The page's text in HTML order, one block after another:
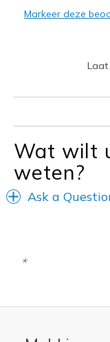
Markeer deze
Laat
Wat wilt
weten?
Ask a